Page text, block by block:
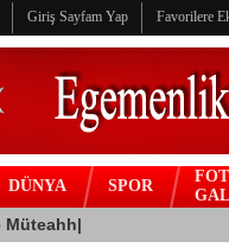
Giriş Sayfam Yap Favorilere
DÜNYA SPOR